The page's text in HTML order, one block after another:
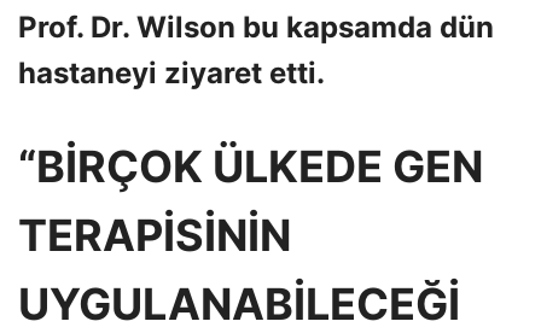
Prof. Dr. Wilson bu kapsamda dün
hastaneyi ziyaret etti.
“BİRÇOK ÜLKEDE GEN
TERAPİSİNİN
UYGULANABİLECEĞİ